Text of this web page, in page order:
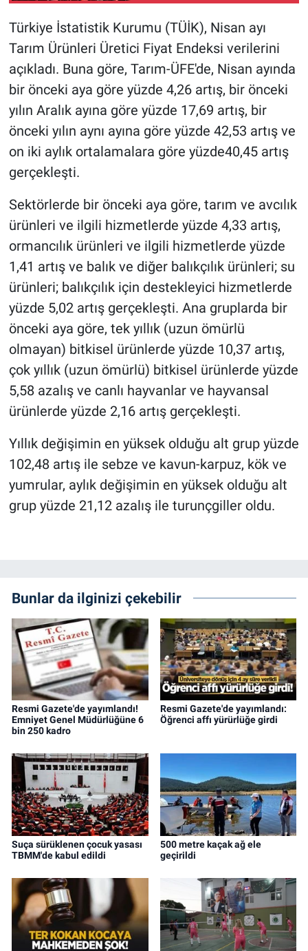
Türkiye İstatistik Kurumu (TÜİK), Nisan ayı
Tarım Ürünleri Üretici Fiyat Endeksi verilerini
açıkladı. Buna göre, Tarım-ÜFE'de, Nisan ayında
bir önceki aya göre yüzde 4,26 artış, bir önceki
yılın Aralık ayına göre yüzde 17,69 artış, bir
önceki yılın aynı ayına göre yüzde 42,53 artış ve
on iki aylık ortalamalara göre yüzde40,45 artış
gerçekleşti.
Sektörlerde bir önceki aya göre, tarım ve avcılık
ürünleri ve ilgili hizmetlerde yüzde 4,33 artış,
ormancılık ürünleri ve ilgili hizmetlerde yüzde
1,41 artış ve balık ve diğer balıkçılık ürünleri; su
ürünleri; balıkçılık için destekleyici hizmetlerde
yüzde 5,02 artış gerçekleşti. Ana gruplarda bir
önceki aya göre, tek yıllık (uzun ömürlü
olmayan) bitkisel ürünlerde yüzde 10,37 artış,
çok yıllık (uzun ömürlü) bitkisel ürünlerde yüzde
5,58 azalış ve canlı hayvanlar ve hayvansal
ürünlerde yüzde 2,16 artış gerçekleşti.
Yıllık değişimin en yüksek olduğu alt grup yüzde
102,48 artış ile sebze ve kavun-karpuz, kök ve
yumrular, aylık değişimin en yüksek olduğu alt
grup yüzde 21,12 azalış ile turunçgiller oldu.
Bunlar da ilginizi çekebilir
Resmi Gazete'de yayımlandı!
Emniyet Genel Müdürlüğüne 6
bin 250 kadro
Resmi Gazete'de yayımlandı:
Öğrenci affı yürürlüğe girdi
Suça sürüklenen çocuk yasası
TBMM'de kabul edildi
500 metre kaçak ağ ele
geçirildi